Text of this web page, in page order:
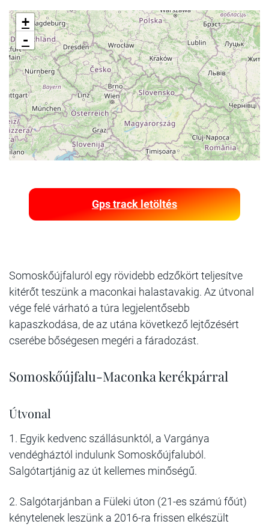
+
-
Gps track letöltés
Somoskőújfaluról egy rövidebb edzőkört teljesítve
kitérőt teszünk a maconkai halastavakig. Az útvonal
vége felé várható a túra legjelentősebb
kapaszkodása, de az utána következő lejtőzésért
cserébe bőségesen megéri a fáradozást.
Somoskőújfalu-Maconka kerékpárral
Útvonal
1. Egyik kedvenc szállásunktól, a Vargánya
vendégháztól indulunk Somoskőújfaluból.
Salgótartjánig az út kellemes minőségű.
2. Salgótarjánban a Füleki úton (21-es számú főút)
kénytelenek leszünk a 2016-ra frissen elkészült